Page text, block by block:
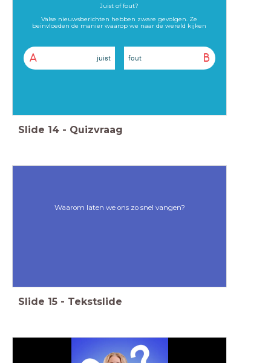
Juist of fout?
Valse nieuwsberichten hebben zware gevolgen. Ze
beïnvloeden de manier waarop we naar de wereld kijken
A juist B
fout
Slide 14 - Quizvraag
Waarom laten we ons zo snel vangen?
Slide 15 - Tekstslide